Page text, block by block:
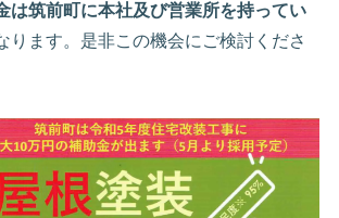
は筑前町に本社及び営業所を持ってい
ります。是非この機会にご検討くださ